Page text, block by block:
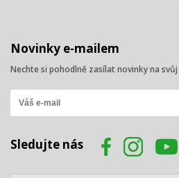
Novinky e-mailem
Nechte si pohodlně zasílat novinky na
Sledujte nás